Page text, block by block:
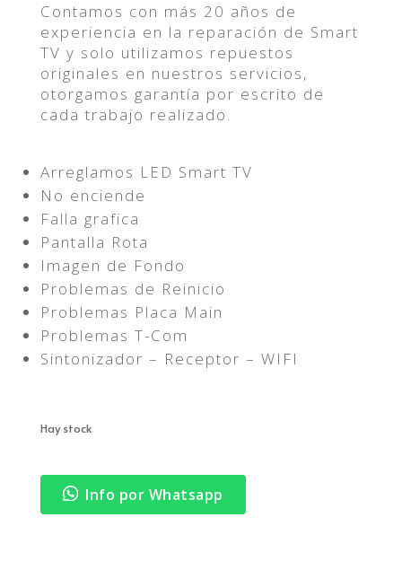
Contamos con más 20 años de
experiencia en la reparación de Smart
TV y solo utilizamos repuestos
originales en nuestros servicios,
otorgamos garantía por escrito de
cada trabajo realizado.
Arreglamos LED Smart TV
No enciende
Falla grafica
Pantalla Rota
Imagen de Fondo
Problemas de Reinicio
Problemas Placa Main
Problemas T-Com
Sintonizador – Receptor – WIFI
Hay stock
Info por Whatsapp